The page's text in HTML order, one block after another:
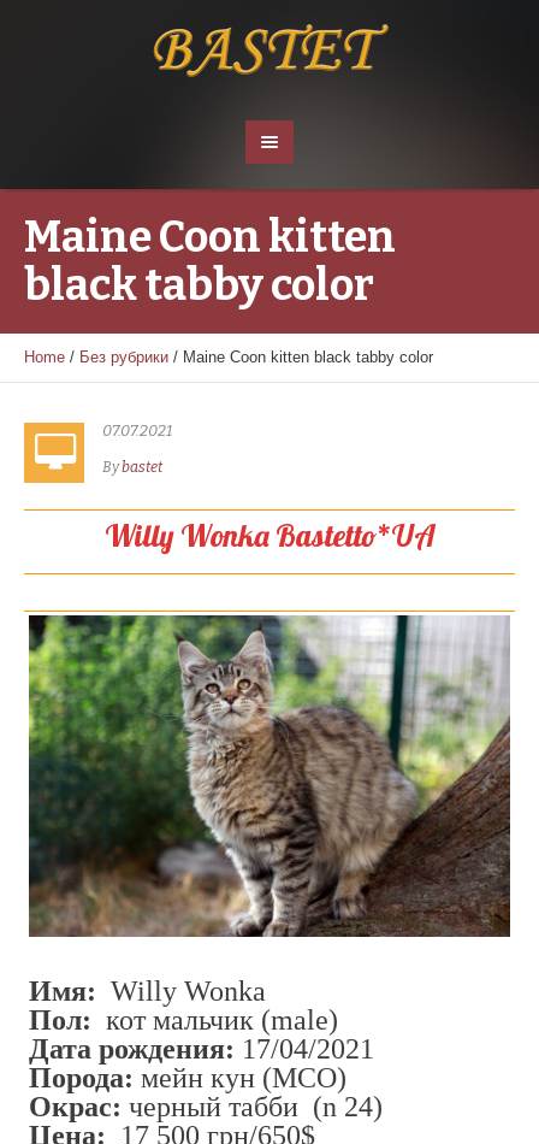
Maine Coon kitten
black tabby color
Home / Без рубрики / Maine Coon kitten black tabby color
07.07.2021
Bybastet
Willy Wonka Bastetto*UA
Имя: Willy Wonka
Пол: кот мальчик (male)
Дата рождения: 17/04/2021
Порода: мейн кун (MCO)
Окрас: черный табби (n 24)
Цена: 17 500 грн/650$